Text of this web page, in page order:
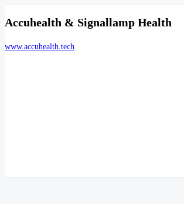
Accuhealth & Signallamp Health
www.accuhealth.tech